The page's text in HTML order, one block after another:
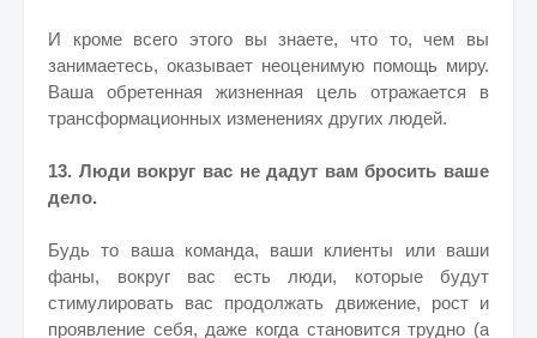
И кроме всего этого вы знаете, что то, чем вы
занимаетесь, оказывает неоценимую помощь миру.
Ваша обретенная жизненная цель отражается в
трансформационных изменениях других людей.
13. Люди вокруг вас не дадут вам бросить ваше
дело.
Будь то ваша команда, ваши клиенты или ваши
фаны, вокруг вас есть люди, которые будут
стимулировать вас продолжать движение, рост и
проявление себя, даже когда становится трудно (а